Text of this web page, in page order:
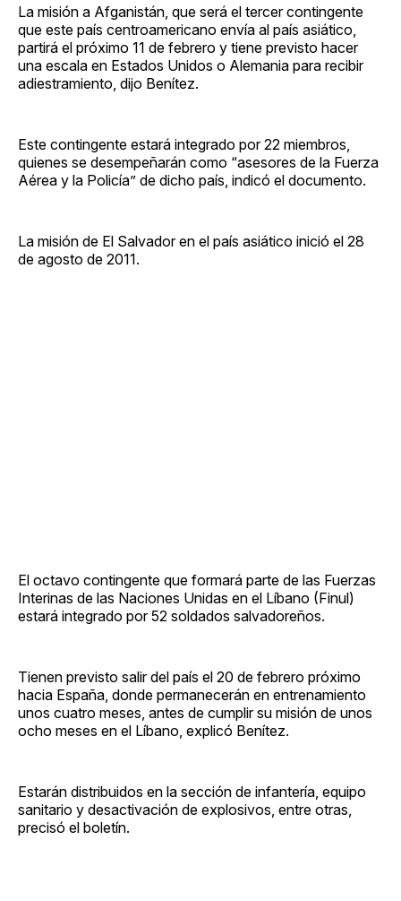
La misión a Afganistán, que será el tercer contingente
que este país centroamericano envía al país asiático,
partirá el próximo 11 de febrero y tiene previsto hacer
una escala en Estados Unidos o Alemania para recibir
adiestramiento, dijo Benítez.
Este contingente estará integrado por 22 miembros,
quienes se desempeñarán como “asesores de la Fuerza
Aérea y la Policía” de dicho país, indicó el documento.
La misión de El Salvador en el país asiático inició el 28
de agosto de 2011.
El octavo contingente que formará parte de las Fuerzas
Interinas de las Naciones Unidas en el Líbano (Finul)
estará integrado por 52 soldados salvadoreños.
Tienen previsto salir del país el 20 de febrero próximo
hacia España, donde permanecerán en entrenamiento
unos cuatro meses, antes de cumplir su misión de unos
ocho meses en el Líbano, explicó Benítez.
Estarán distribuidos en la sección de infantería, equipo
sanitario y desactivación de explosivos, entre otras,
precisó el boletín.